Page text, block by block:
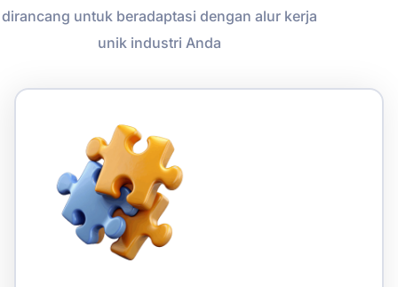
dirancang untuk beradaptasi dengan alur kerja
unik industri Anda